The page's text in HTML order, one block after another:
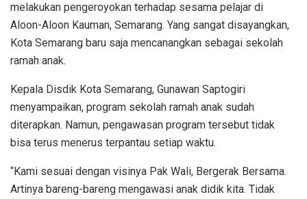
melakukan pengeroyokan terhadap sesama pelajar di
Aloon-Aloon Kauman, Semarang. Yang sangat disayangkan,
Kota Semarang baru saja mencanangkan sebagai sekolah
ramah anak.
Kepala Disdik Kota Semarang, Gunawan Saptogiri
menyampaikan, program sekolah ramah anak sudah
diterapkan. Namun, pengawasan program tersebut tidak
bisa terus menerus terpantau setiap waktu.
“Kami sesuai dengan visinya Pak Wali, Bergerak Bersama.
Artinya bareng-bareng mengawasi anak didik kita. Tidak